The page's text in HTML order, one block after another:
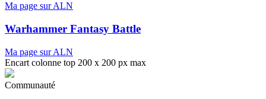
Ma page sur ALN
Warhammer Fantasy Battle
Ma page sur ALN
Encart colonne top 200 x 200 px max
Communauté